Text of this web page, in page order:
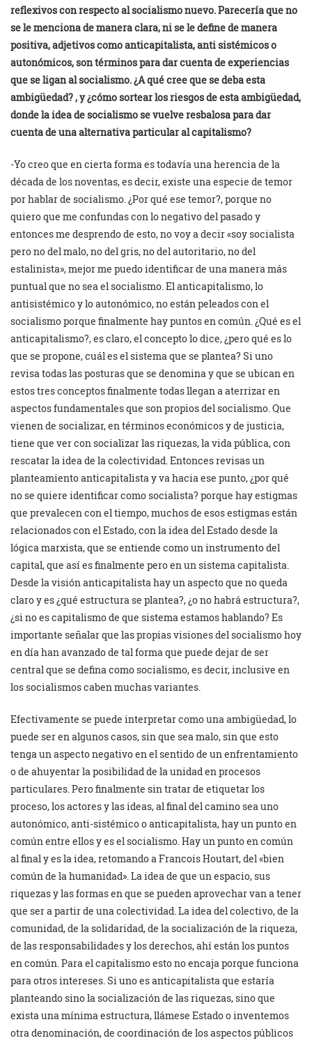
reflexivos con respecto al socialismo nuevo. Parecería que no
se le menciona de manera clara, ni se le define de manera
positiva, adjetivos como anticapitalista, anti sistémicos o
autonómicos, son términos para dar cuenta de experiencias
que se ligan al socialismo. ¿A qué cree que se deba esta
ambigüedad? , y ¿cómo sortear los riesgos de esta ambigüedad,
donde la idea de socialismo se vuelve resbalosa para dar
cuenta de una alternativa particular al capitalismo?
-Yo creo que en cierta forma es todavía una herencia de la
década de los noventas, es decir, existe una especie de temor
por hablar de socialismo. ¿Por qué ese temor?, porque no
quiero que me confundas con lo negativo del pasado y
entonces me desprendo de esto, no voy a decir «soy socialista
pero no del malo, no del gris, no del autoritario, no del
estalinista», mejor me puedo identificar de una manera más
puntual que no sea el socialismo. El anticapitalismo, lo
antisistémico y lo autonómico, no están peleados con el
socialismo porque finalmente hay puntos en común. ¿Qué es el
anticapitalismo?, es claro, el concepto lo dice, ¿pero qué es lo
que se propone, cuál es el sistema que se plantea? Si uno
revisa todas las posturas que se denomina y que se ubican en
estos tres conceptos finalmente todas llegan a aterrizar en
aspectos fundamentales que son propios del socialismo. Que
vienen de socializar, en términos económicos y de justicia,
tiene que ver con socializar las riquezas, la vida pública, con
rescatar la idea de la colectividad. Entonces revisas un
planteamiento anticapitalista y va hacia ese punto, ¿por qué
no se quiere identificar como socialista? porque hay estigmas
que prevalecen con el tiempo, muchos de esos estigmas están
relacionados con el Estado, con la idea del Estado desde la
lógica marxista, que se entiende como un instrumento del
capital, que así es finalmente pero en un sistema capitalista.
Desde la visión anticapitalista hay un aspecto que no queda
claro y es ¿qué estructura se plantea?, ¿o no habrá estructura?,
¿si no es capitalismo de que sistema estamos hablando? Es
importante señalar que las propias visiones del socialismo hoy
en día han avanzado de tal forma que puede dejar de ser
central que se defina como socialismo, es decir, inclusive en
los socialismos caben muchas variantes.
Efectivamente se puede interpretar como una ambigüedad, lo
puede ser en algunos casos, sin que sea malo, sin que esto
tenga un aspecto negativo en el sentido de un enfrentamiento
o de ahuyentar la posibilidad de la unidad en procesos
particulares. Pero finalmente sin tratar de etiquetar los
proceso, los actores y las ideas, al final del camino sea uno
autonómico, anti-sistémico o anticapitalista, hay un punto en
común entre ellos y es el socialismo. Hay un punto en común
al final y es la idea, retomando a Francois Houtart, del «bien
común de la humanidad». La idea de que un espacio, sus
riquezas y las formas en que se pueden aprovechar van a tener
que ser a partir de una colectividad. La idea del colectivo, de la
comunidad, de la solidaridad, de la socialización de la riqueza,
de las responsabilidades y los derechos, ahí están los puntos
en común. Para el capitalismo esto no encaja porque funciona
para otros intereses. Si uno es anticapitalista que estaría
planteando sino la socialización de las riquezas, sino que
exista una mínima estructura, llámese Estado o inventemos
otra denominación, de coordinación de los aspectos públicos